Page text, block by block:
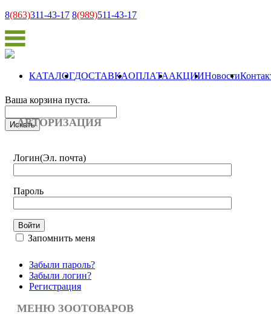
8(863)311-43-17 8(989)511-43-17
КАТАЛОГДОСТАВКАОПЛАТААКЦИИНовости
Ваша корзина пуста.
АВТОРИЗАЦИЯ
Логин(Эл. почта)
Пароль
Запомнить меня
Забыли пароль?
Забыли логин?
Регистрация
МЕНЮ ЗООТОВАРОВ